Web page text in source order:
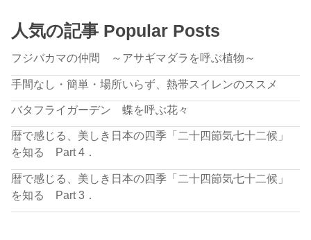
人気の記事 Popular Posts
フジバカマの仲間 ～アサギマダラを呼ぶ植物～
手間なし・簡単・場所いらず、熱帯スイレンのススメ
バタフライガーデン 蝶を呼ぶ花々
暦で感じる、美しき日本の四季「二十四節気七十二候」
を知る Part 4．
暦で感じる、美しき日本の四季「二十四節気七十二候」
を知る Part 3．